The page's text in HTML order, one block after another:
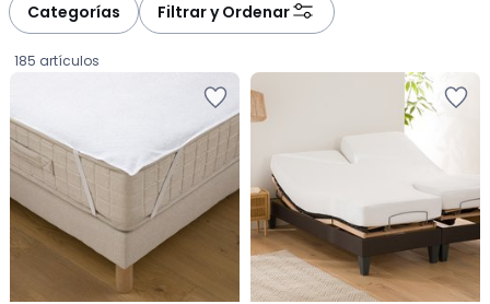
Categorías Filtrar y Ordenar
185 artículos